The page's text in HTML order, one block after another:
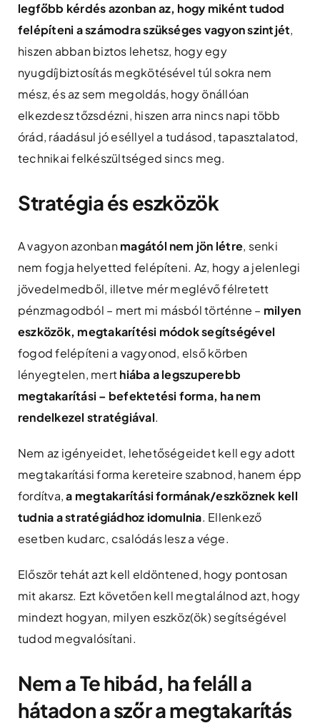
legfőbb kérdés azonban az, hogy miként tudod
felépíteni a számodra szükséges vagyon szintjét,
hiszen abban biztos lehetsz, hogy egy
nyugdíjbiztosítás megkötésével túl sokra nem
mész, és az sem megoldás, hogy önállóan
elkezdesz tőzsdézni, hiszen arra nincs napi több
órád, ráadásul jó eséllyel a tudásod, tapasztalatod,
technikai felkészültséged sincs meg.
Stratégia és eszközök
A vagyon azonbanmagától nem jön létre, senki
nem fogja helyetted felépíteni. Az, hogy a jelenlegi
jövedelmedből, illetve mér meglévő félretett
pénzmagodból – mert mi másból történne – milyen
eszközök, megtakarítési módok segítségével
fogod felépíteni a vagyonod, első körben
lényegtelen, merthiába a legszuperebb
megtakarítási – befektetési forma, ha nem
rendelkezel stratégiával.
Nem az igényeidet, lehetőségeidet kell egy adott
megtakarítási forma kereteire szabnod, hanem épp
fordítva,a megtakarítási formának/eszköznek kell
tudnia a stratégiádhoz idomulnia. Ellenkező
esetben kudarc, csalódás lesz a vége.
Először tehát azt kell eldöntened, hogy pontosan
mit akarsz. Ezt követően kell megtalálnod azt, hogy
mindezt hogyan, milyen eszköz(ök) segítségével
tudod megvalósítani.
Nem a Te hibád, ha feláll a
hátadon a szőr a megtakarítás